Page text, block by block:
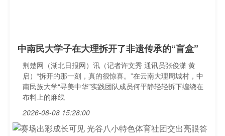
中南民大学子在大理拆开了非遗传承的“盲盒”
荆楚网（湖北日报网）讯（记者许文秀 通讯员张俊潇 黄
启）“拆开的那一刻，真的很惊喜。”在云南大理周城村，中
南民族大学“寻美中华”实践团队成员何平静轻轻拆下缠绕在
布料上的麻线
2026-08-08 15:28:00